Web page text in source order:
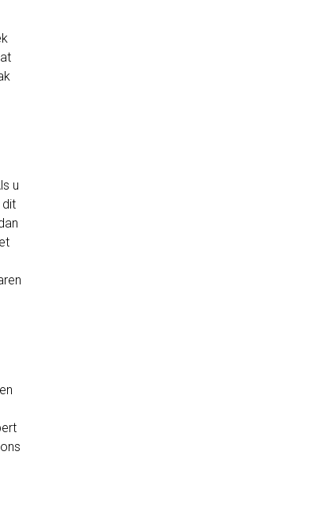
u
dit